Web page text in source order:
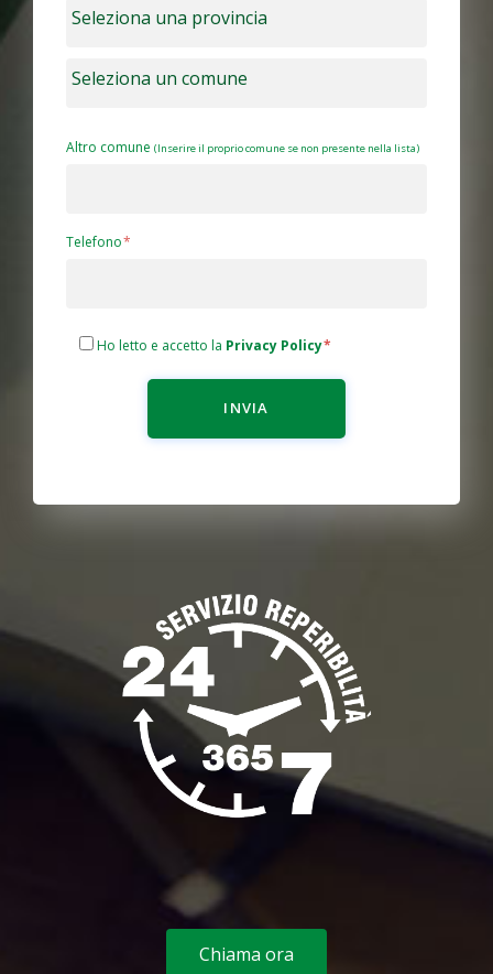
Altro comune (Inserire il proprio comune se non presente nella lista)
Telefono
Ho letto e accetto la Privacy Policy
Chiama ora